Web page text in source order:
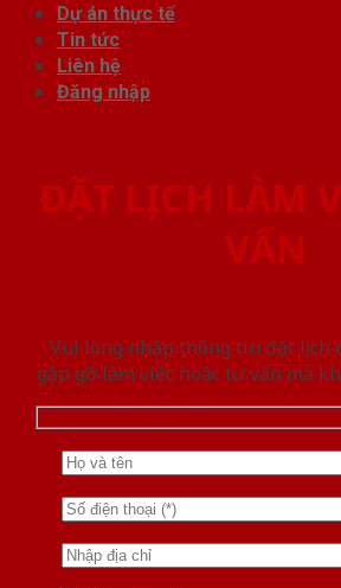
Dự án thực tế
Tin tức
Liên hệ
Đăng nhập
ĐẶT LỊCH LÀM
VẤN
Vui lòng nhập thông tin đặt lịch
gặp gỡ làm việc hoăc tư vấn mà